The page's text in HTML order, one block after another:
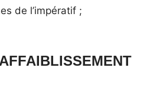
de l’impératif ;